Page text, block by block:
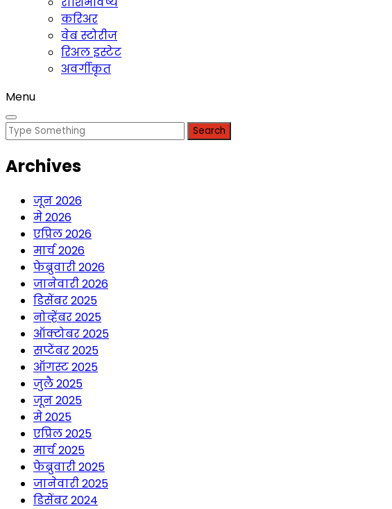
करिअर
वेब स्टोरीज
रिअल इस्टेट
अवर्गीकृत
Menu
Search
Archives
जून 2026
मे 2026
एप्रिल 2026
मार्च 2026
फेब्रुवारी 2026
जानेवारी 2026
डिसेंबर 2025
नोव्हेंबर 2025
ऑक्टोबर 2025
सप्टेंबर 2025
ऑगस्ट 2025
जुलै 2025
जून 2025
मे 2025
एप्रिल 2025
मार्च 2025
फेब्रुवारी 2025
जानेवारी 2025
डिसेंबर 2024